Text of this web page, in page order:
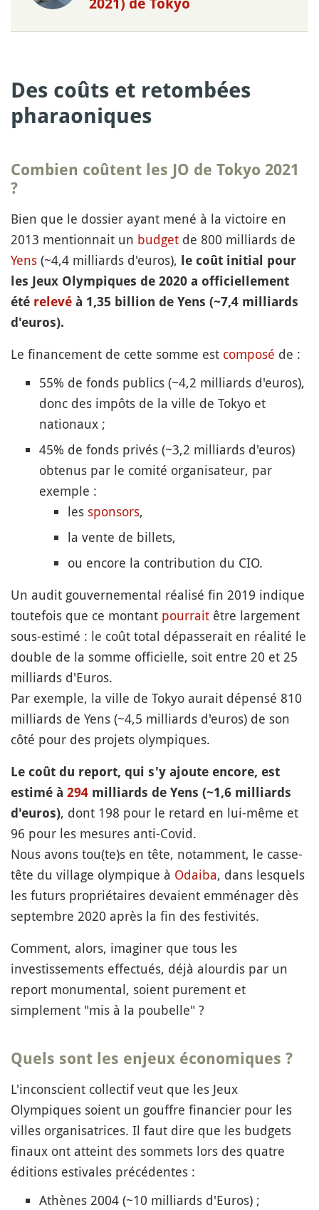
2021) de Tokyo
Des coûts et retombées
pharaoniques
Combien coûtent les JO de Tokyo 2021
?
Bien que le dossier ayant mené à la victoire en
2013 mentionnait un budget de 800 milliards de
Yens (~4,4 milliards d'euros),
le coût initial pour
les Jeux Olympiques de 2020 a officiellement
été relevé à 1,35 billion de Yens (~7,4 milliards
d'euros).
Le financement de cette somme est composé de :
55% de fonds publics (~4,2 milliards d'euros),
donc des impôts de la ville de Tokyo et
nationaux ;
45% de fonds privés (~3,2 milliards d'euros)
obtenus par le comité organisateur, par
exemple :
les sponsors,
la vente de billets,
ou encore la contribution du CIO.
Un audit gouvernemental réalisé fin 2019 indique
toutefois que ce montant pourrait être largement
sous-estimé : le coût total dépasserait en réalité le
double de la somme officielle, soit entre 20 et 25
milliards d'Euros.
Par exemple, la ville de Tokyo aurait dépensé 810
milliards de Yens (~4,5 milliards d'euros) de son
côté pour des projets olympiques.
Le coût du report, qui s'y ajoute encore, est
estimé à 294 milliards de Yens (~1,6 milliards
d'euros), dont 198 pour le retard en lui-même et
96 pour les mesures anti-Covid.
Nous avons tou(te)s en tête, notamment, le casse-
tête du village olympique à Odaiba, dans lesquels
les futurs propriétaires devaient emménager dès
septembre 2020 après la fin des festivités.
Comment, alors, imaginer que tous les
investissements effectués, déjà alourdis par un
report monumental, soient purement et
simplement "mis à la poubelle" ?
Quels sont les enjeux économiques ?
L'inconscient collectif veut que les Jeux
Olympiques soient un gouffre financier pour les
villes organisatrices. Il faut dire que les budgets
finaux ont atteint des sommets lors des quatre
éditions estivales précédentes :
Athènes 2004 (~10 milliards d'Euros) ;